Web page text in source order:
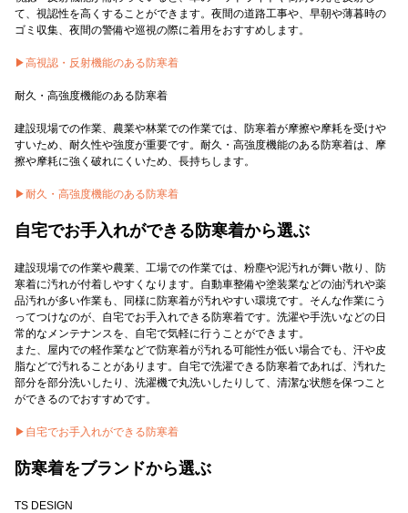
て、視認性を高くすることができます。夜間の道路工事や、早朝や薄暮時の
ゴミ収集、夜間の警備や巡視の際に着用をおすすめします。
▶︎高視認・反射機能のある防寒着
耐久・高強度機能のある防寒着
建設現場での作業、農業や林業での作業では、防寒着が摩擦や摩耗を受けや
すいため、耐久性や強度が重要です。耐久・高強度機能のある防寒着は、摩
擦や摩耗に強く破れにくいため、長持ちします。
▶︎耐久・高強度機能のある防寒着
自宅でお手入れができる防寒着から選ぶ
建設現場での作業や農業、工場での作業では、粉塵や泥汚れが舞い散り、防
寒着に汚れが付着しやすくなります。自動車整備や塗装業などの油汚れや薬
品汚れが多い作業も、同様に防寒着が汚れやすい環境です。そんな作業にう
ってつけなのが、自宅でお手入れできる防寒着です。洗濯や手洗いなどの日
常的なメンテナンスを、自宅で気軽に行うことができます。
また、屋内での軽作業などで防寒着が汚れる可能性が低い場合でも、汗や皮
脂などで汚れることがあります。自宅で洗濯できる防寒着であれば、汚れた
部分を部分洗いしたり、洗濯機で丸洗いしたりして、清潔な状態を保つこと
ができるのでおすすめです。
▶︎自宅でお手入れができる防寒着
防寒着をブランドから選ぶ
TS DESIGN